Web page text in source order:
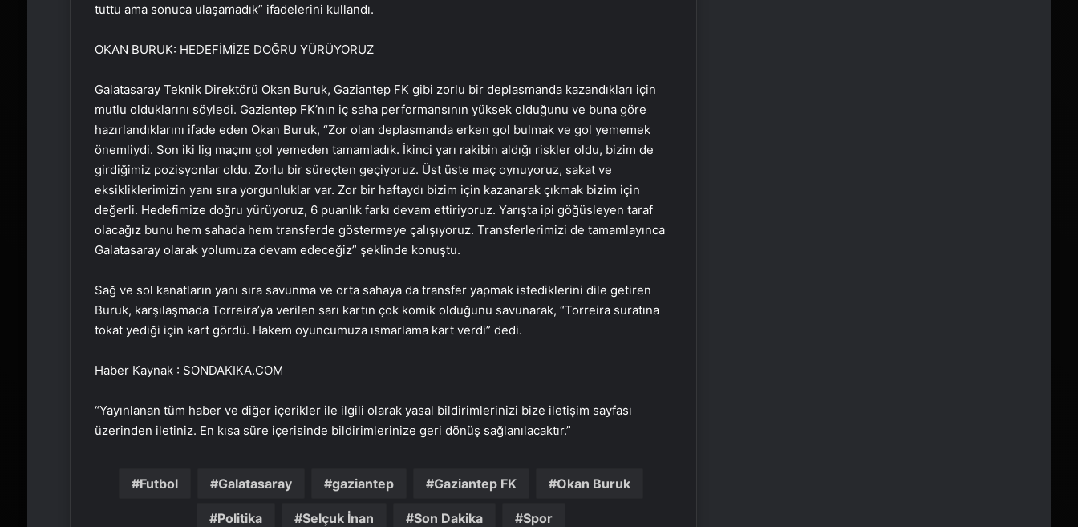
tuttu ama sonuca ulaşamadık” ifadelerini kullandı.
OKAN BURUK: HEDEFİMİZE DOĞRU YÜRÜYORUZ
Galatasaray Teknik Direktörü Okan Buruk, Gaziantep FK gibi zorlu bir deplasmanda kazandıkları için
mutlu olduklarını söyledi. Gaziantep FK’nın iç saha performansının yüksek olduğunu ve buna göre
hazırlandıklarını ifade eden Okan Buruk, “Zor olan deplasmanda erken gol bulmak ve gol yememek
önemliydi. Son iki lig maçını gol yemeden tamamladık. İkinci yarı rakibin aldığı riskler oldu, bizim de
girdiğimiz pozisyonlar oldu. Zorlu bir süreçten geçiyoruz. Üst üste maç oynuyoruz, sakat ve
eksikliklerimizin yanı sıra yorgunluklar var. Zor bir haftaydı bizim için kazanarak çıkmak bizim için
değerli. Hedefimize doğru yürüyoruz, 6 puanlık farkı devam ettiriyoruz. Yarışta ipi göğüsleyen taraf
olacağız bunu hem sahada hem transferde göstermeye çalışıyoruz. Transferlerimizi de tamamlayınca
Galatasaray olarak yolumuza devam edeceğiz” şeklinde konuştu.
Sağ ve sol kanatların yanı sıra savunma ve orta sahaya da transfer yapmak istediklerini dile getiren
Buruk, karşılaşmada Torreira’ya verilen sarı kartın çok komik olduğunu savunarak, “Torreira suratına
tokat yediği için kart gördü. Hakem oyuncumuza ısmarlama kart verdi” dedi.
Haber Kaynak : SONDAKIKA.COM
“Yayınlanan tüm haber ve diğer içerikler ile ilgili olarak yasal bildirimlerinizi bize iletişim sayfası
üzerinden iletiniz. En kısa süre içerisinde bildirimlerinize geri dönüş sağlanılacaktır.”
Futbol Galatasaray gaziantep Gaziantep FK Okan Buruk
Politika Selçuk İnan Son Dakika Spor
Datahost İle Güvenilir Sunucu
Hizmetleri
İstanbul Modern Sinema’da müzik